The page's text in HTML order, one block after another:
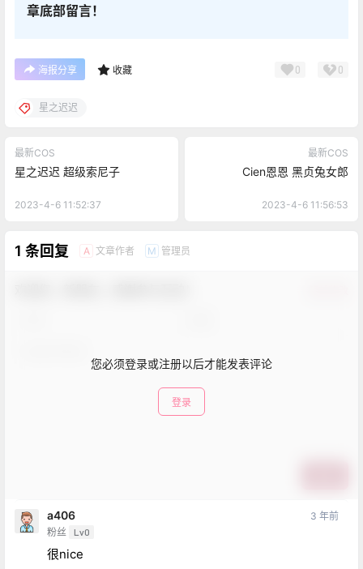
章底部留言！
海报分享 收藏 0 0
星之迟迟
最新COS
星之迟迟 超级索尼子
2023-4-6 11:52:37
最新COS
Cien恩恩 黑贞兔女郎
2023-4-6 11:56:53
1 条回复 A 文章作者 M 管理员
您必须登录或注册以后才能发表评论
登录
a406
粉丝 Lv0
3 年前
很nice